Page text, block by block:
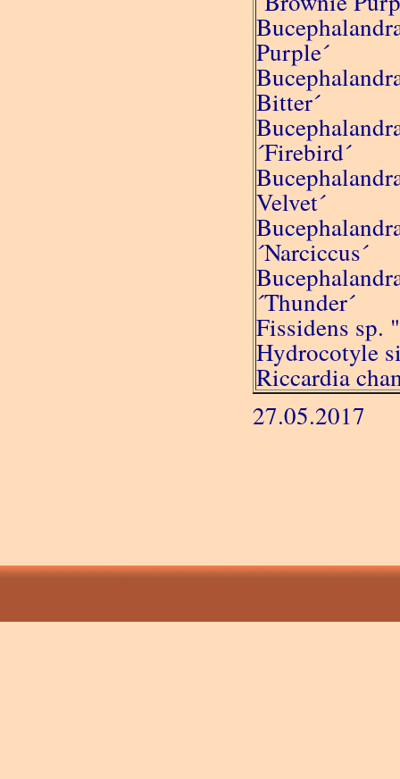
Purple´
Bitter´
´Firebird´
Velvet´
´Narciccus´
´Thunder´
Fissidens sp.
Hydrocotyle
Riccardia
27.05.2017